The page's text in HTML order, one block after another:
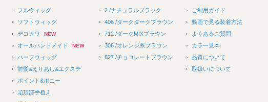
フルウィッグ
ソフトウィッグ
デコカワ
NEW
オールハンドメイド NEW
ハーフウィッグ
前髪&えりあし&エクステ
ポイント&ポニー
頭頂部手植え
2 /ナチュラルブラック
406 /ダークダークブラウン
712 /ダークMIXブラウン
306 /オレンジ系ブラウン
627 /チョコレートブラウン
ご利用ガイド
動画で見る装着方法
よくあるご質問
カラー見本
品質について
取扱いについて